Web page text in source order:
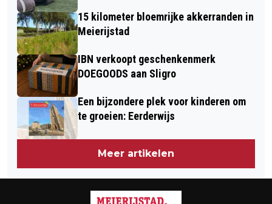
15 kilometer bloemrijke akkerranden in
Meierijstad
IBN verkoopt geschenkenmerk
DOEGOODS aan Sligro
Een bijzondere plek voor kinderen om
te groeien: Eerderwijs
Meer artikelen